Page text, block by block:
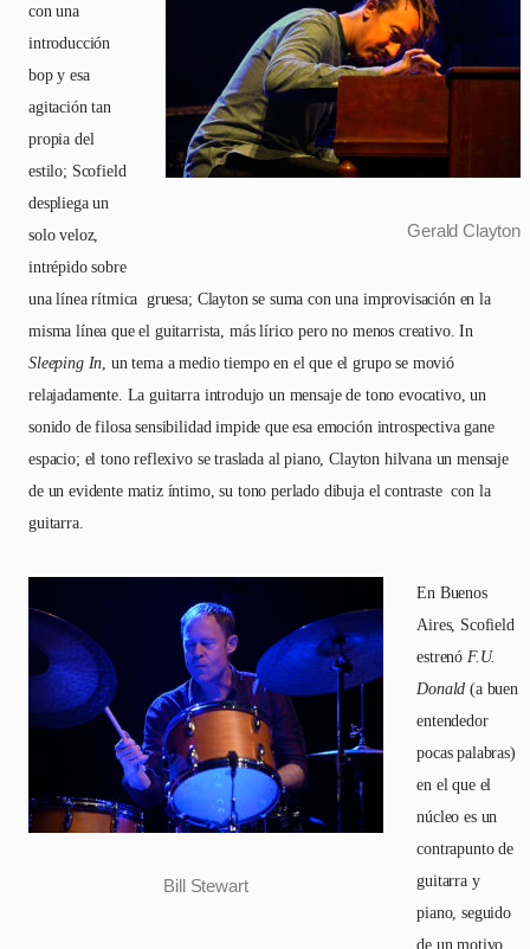
Gerald Clayton
con una
introducción
bop y esa
agitación tan
propia del
estilo; Scofield
despliega un
solo veloz,
intrépido sobre
una línea rítmica gruesa; Clayton se suma con una improvisación en la
misma línea que el guitarrista, más lírico pero no menos creativo. In
Sleeping In, un tema a medio tiempo en el que el grupo se movió
relajadamente. La guitarra introdujo un mensaje de tono evocativo, un
sonido de filosa sensibilidad impide que esa emoción introspectiva gane
espacio; el tono reflexivo se traslada al piano, Clayton hilvana un mensaje
de un evidente matiz íntimo, su tono perlado dibuja el contraste con la
guitarra.
Bill Stewart
En Buenos
Aires, Scofield
estrenó F.U.
Donald (a buen
entendedor
pocas palabras)
en el que el
núcleo es un
contrapunto de
guitarra y
piano, seguido
de un motivo